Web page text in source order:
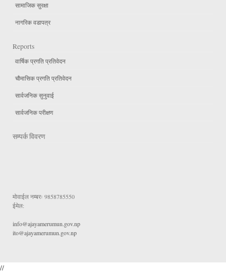
सामाजिक सुरक्षा
नागरिक वडापत्र
Reports
वार्षिक प्रगति प्रतिवेदन
चौमासिक प्रगति प्रतिवेदन
सार्वजनिक सुनुवाई
सार्वजनिक परीक्षण
सम्पर्क विवरण
मोवाईल नम्बरः 9858785550
ईमेल:
info@ajayamerumun.gov.np
ito@ajayamerumun.gov.np
//